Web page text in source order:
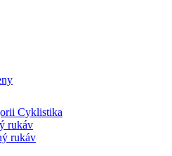
Cyklistika
rukáv